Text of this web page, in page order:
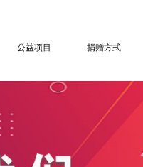
公益项目 捐赠方式